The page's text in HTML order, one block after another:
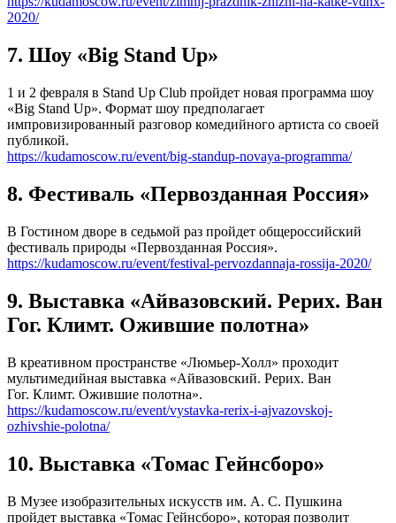
2020/
7. Шоу «Big Stand Up»
1 и 2 февраля в Stand Up Club пройдет новая программа шоу
«Big Stand Up». Формат шоу предполагает
импровизированный разговор комедийного артиста со своей
публикой.
https://kudamoscow.ru/event/big-standup-novaya-programma/
8. Фестиваль «Первозданная Россия»
В Гостином дворе в седьмой раз пройдет общероссийский
фестиваль природы «Первозданная Россия».
https://kudamoscow.ru/event/festival-pervozdannaja-rossija-2020/
9. Выставка «Айвазовский. Рерих. Ван
Гог. Климт. Ожившие полотна»
В креативном пространстве «Люмьер-Холл» проходит
мультимедийная выставка «Айвазовский. Рерих. Ван
Гог. Климт. Ожившие полотна».
https://kudamoscow.ru/event/vystavka-rerix-i-ajvazovskoj-
ozhivshie-polotna/
10. Выставка «Томас Гейнсборо»
В Музее изобразительных искусств им. А. С. Пушкина
пройдет выставка «Томас Гейнсборо», которая позволит